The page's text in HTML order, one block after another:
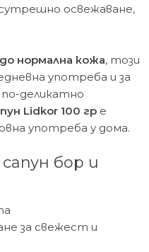
освежаване,
нормална кожа, този
употреба и за
деликатно
Lidkor 100 гр е
употреба у дома.
бор и
за свежест и